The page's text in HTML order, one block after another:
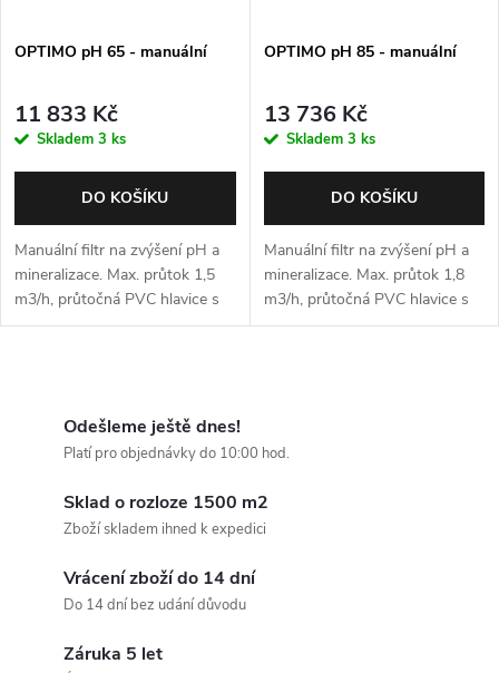
OPTIMO pH 65 - manuální
11 833 Kč
Skladem 3 ks
DO KOŠÍKU
Manuální filtr na zvýšení pH a
mineralizace. Max. průtok 1,5
m3/h, průtočná PVC hlavice s
3/4" přípojkami
OPTIMO pH 85 - manuální
13 736 Kč
Skladem 3 ks
DO KOŠÍKU
Manuální filtr na zvýšení pH a
mineralizace. Max. průtok 1,8
m3/h, průtočná PVC hlavice s
3/4" přípojkami
Odešleme ještě dnes!
Platí pro objednávky do 10:00 hod.
Sklad o rozloze 1500 m2
Zboží skladem ihned k expedici
Vrácení zboží do 14 dní
Do 14 dní bez udání důvodu
Záruka 5 let